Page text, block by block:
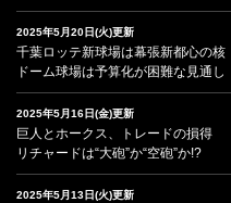
2025年5月20日(火)更新
千葉ロッテ新球場は幕張新都心の核
ドーム球場は予算化が困難な見通し
2025年5月16日(金)更新
巨人とホークス、トレードの損得
リチャードは“大砲”か“空砲”か!?
2025年5月13日(火)更新